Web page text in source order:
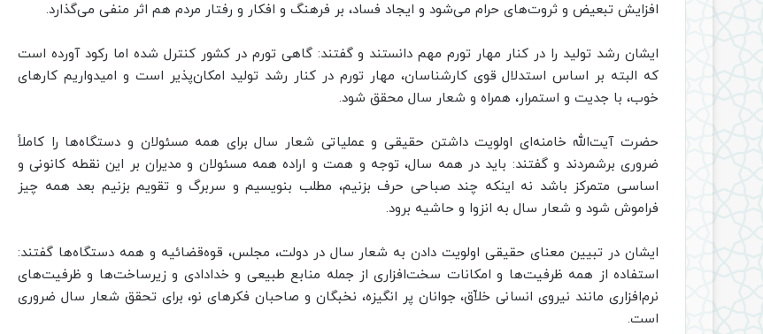
افزایش تبعیض و ثروت‌های حرام می‌شود و ایجاد فساد، بر فرهنگ و افکار و رفتار مردم هم اثر منفی می‌گذارد.
ایشان رشد تولید را در کنار مهار تورم مهم دانستند و گفتند: گاهی تورم در کشور کنترل شده اما رکود آورده است
که البته بر اساس استدلال قوی کارشناسان، مهار تورم در کنار رشد تولید امکان‌پذیر است و امیدواریم کارهای
خوب، با جدیت و استمرار، همراه و شعار سال محقق شود.
حضرت آیت‌الله خامنه‌ای اولویت داشتن حقیقی و عملیاتی شعار سال برای همه مسئولان و دستگاه‌ها را کاملاً
ضروری برشمردند و گفتند: باید در همه سال، توجه و همت و اراده همه مسئولان و مدیران بر این نقطه کانونی و
اساسی متمرکز باشد نه اینکه چند صباحی حرف بزنیم، مطلب بنویسیم و سربرگ و تقویم بزنیم بعد همه چیز
فراموش شود و شعار سال به انزوا و حاشیه برود.
ایشان در تبیین معنای حقیقی اولویت دادن به شعار سال در دولت، مجلس، قوه‌قضائیه و همه دستگاه‌ها گفتند:
استفاده از همه ظرفیت‌ها و امکانات سخت‌افزاری از جمله منابع طبیعی و خدادادی و زیرساخت‌ها و ظرفیت‌های
نرم‌افزاری مانند نیروی انسانی خلاّق، جوانان پر انگیزه، نخبگان و صاحبان فکرهای نو، برای تحقق شعار سال ضروری
است.